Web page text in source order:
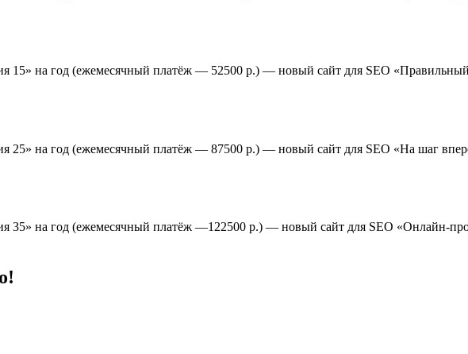
15» на год (ежемесячный платёж — 52500 р.) — новый сайт для SEO
25» на год (ежемесячный платёж — 87500 р.) — новый сайт для SEO «На шаг
35» на год (ежемесячный платёж —122500 р.) — новый сайт для SEO